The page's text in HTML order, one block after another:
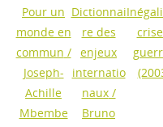
Pour un
monde en
commun /
Joseph-
Achille
Mbembe
Dictionnai
re des
enjeux
internatio
naux/
Bruno